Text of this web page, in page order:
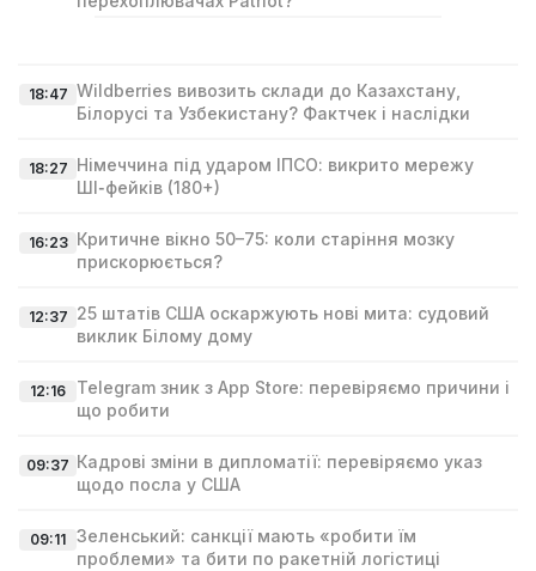
18:47 Wildberries вивозить склади до Казахстану,
Білорусі та Узбекистану? Фактчек і наслідки
18:27 Німеччина під ударом ІПСО: викрито мережу
ШІ‑фейків (180+)
16:23 Критичне вікно 50–75: коли старіння мозку
прискорюється?
12:37 25 штатів США оскаржують нові мита: судовий
виклик Білому дому
12:16
Telegram зник з App Store: перевіряємо причини і
що робити
09:37 Кадрові зміни в дипломатії: перевіряємо указ
щодо посла у США
09:11 Зеленський: санкції мають «робити їм
проблеми» та бити по ракетній логістиці